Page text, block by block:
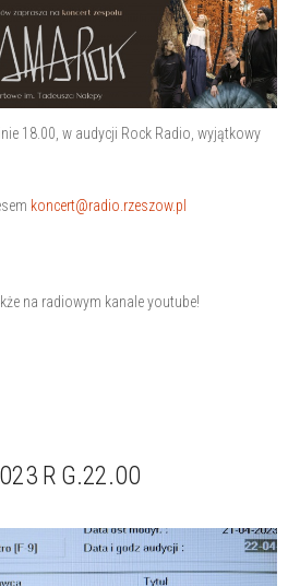
18.00, w audycji Rock Radio, wyjątkowy
koncert@radio.rzeszow.pl
na radiowym kanale youtube!
R G.22.00